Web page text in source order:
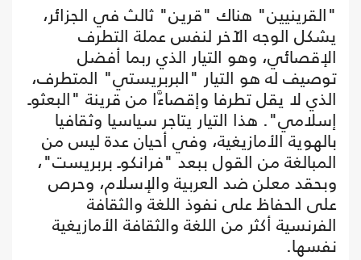
"القرينيين" هناك "قرين" ثالث في الجزائر،
يشكل الوجه الآخر لنفس عملة التطرف
الإقصائي، وهو التيار الذي ربما أفضل
توصيف له هو التيار "البربريستي" المتطرف،
الذي لا يقل تطرفا وإقصاءَّا من قرينة "البعثوـ
إسلامي". هذا التيار يتاجر سياسيا وثقافيا
بالهوية الأمازيغية، وفي أحيان عدة ليس من
المبالغة من القول ببعد "فرانكوـ بربريست"،
وبحقد معلن ضد العربية والإسلام، وحرص
على الحفاظ على نفوذ اللغة والثقافة
الفرنسية أكثر من اللغة والثقافة الأمازيغية
نفسها.